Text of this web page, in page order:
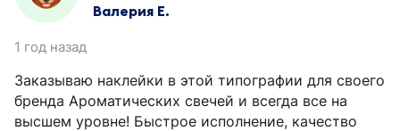
Валерия Е.
1 год назад
Заказываю наклейки в этой типографии для своего
бренда Ароматических свечей и всегда все на
высшем уровне! Быстрое исполнение, качество